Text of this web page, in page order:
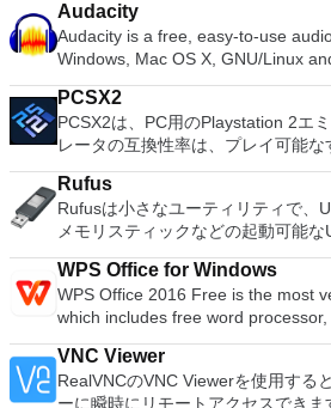
ョンの拡張（特にシステムドライブ
理、MBRおよびGUIDパーティショ
クのディスク領域不足の問題の解決
ィションのサイズ変更/移動システ
スクとパーティションをコピーパー
ーティション空き領域を再分配する
換パーティションを回復する
Audacity
Audacity is a free, easy-to-use
Windows, Mac OS X, GNU/Linux
systems. You can use Audacity to: Record live audio. Convert
tapes and records into digital recordings or
Vorbis, MP3, WAV or AIFF sound files. Cut, copy, splice or
sounds together. Change the speed or pitch of a recording.
PCSX2
PCSX2は、PC用のPlaystation 2エ
レータの互換性率は、プレイ可能な
以上を誇っています。かなり強力
いる場合、PCSX2は優れたエミュレ
アプリケーションはローエンドコン
供するため、Playstation 2コンソー
PCで動作するゲームを見ることができます。
ーターを使用すると、PS2コントロ
プレイステーション体験をシミュレ
ケーションでは、ディスクからゲー
ハードドライブからISOイメージと
す。 主な機能は次のとおりです。 Savestates：ボタンを1つ
押すだけで、ゲームの現在の「状
Rufus
Rufusは小さなユーティリティで、
メモリスティックなどの起動可能な
フォーマットおよび作成できます。 Rufusは、次のシナリオで
役立ちます。 Windows、Linux、およびUEFI用の起動可能な
ISOからUSBインストールメディア
合。 OSがインストールされていないシステムで作業する必要
がある場合。 BIOSまたはその他のファームウェアをDOSから
フラッシュする必要がある場合。
を実行する必要がある場合。 Rufusは次の* ISOで動作しま
WPS Office for Windows
WPS Office 2016 Free is the most
which includes free word
and presentation maker. With
easily be able to deal with any office
Office 2016 Free has multiple
VNC Viewer
RealVNCのVNC Viewerを使用する
ーに瞬時にリモートアクセスできま